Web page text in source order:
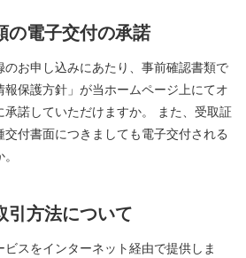
の電子交付の承諾
のお申し込みにあたり、事前確認書類で
保護方針」が当ホームページ上にてオ
承諾していただけますか。 また、受取証
付書面につきましても電子交付される
引方法について
スをインターネット経由で提供しま